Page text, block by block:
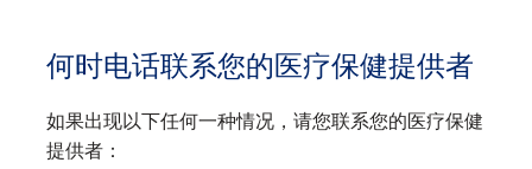
何时电话联系您的医疗保健提供者
如果出现以下任何一种情况，请您联系您的医疗保健
提供者：